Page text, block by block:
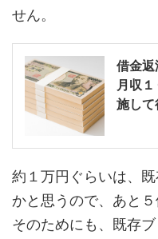
せん。
借金
月収
施して
約１万円ぐらいは、
かと思うので、あと
そのためにも、既存